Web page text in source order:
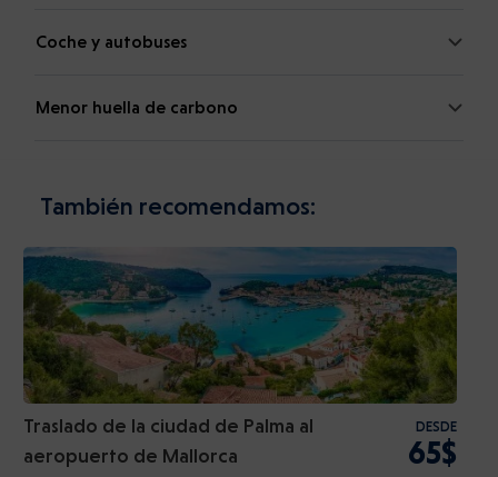
Coche y autobuses
Menor huella de carbono
También recomendamos:
Traslado de la ciudad de Palma al
aeropuerto de Mallorca
DESDE
65$